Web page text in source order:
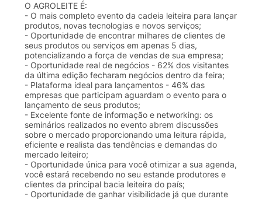
O AGROLEITE É:
- O mais completo evento da cadeia leiteira para lançar
produtos, novas tecnologias e novos serviços;
- Oportunidade de encontrar milhares de clientes de
seus produtos ou serviços em apenas 5 dias,
potencializando a força de vendas de sua empresa;
- Oportunidade real de negócios - 62% dos visitantes
da última edição fecharam negócios dentro da feira;
- Plataforma ideal para lançamentos - 46% das
empresas que participam aguardam o evento para o
lançamento de seus produtos;
- Excelente fonte de informação e networking: os
seminários realizados no evento abrem discussões
sobre o mercado proporcionando uma leitura rápida,
eficiente e realista das tendências e demandas do
mercado leiteiro;
- Oportunidade única para você otimizar a sua agenda,
você estará recebendo no seu estande produtores e
clientes da principal bacia leiteira do país;
- Oportunidade de ganhar visibilidade já que durante